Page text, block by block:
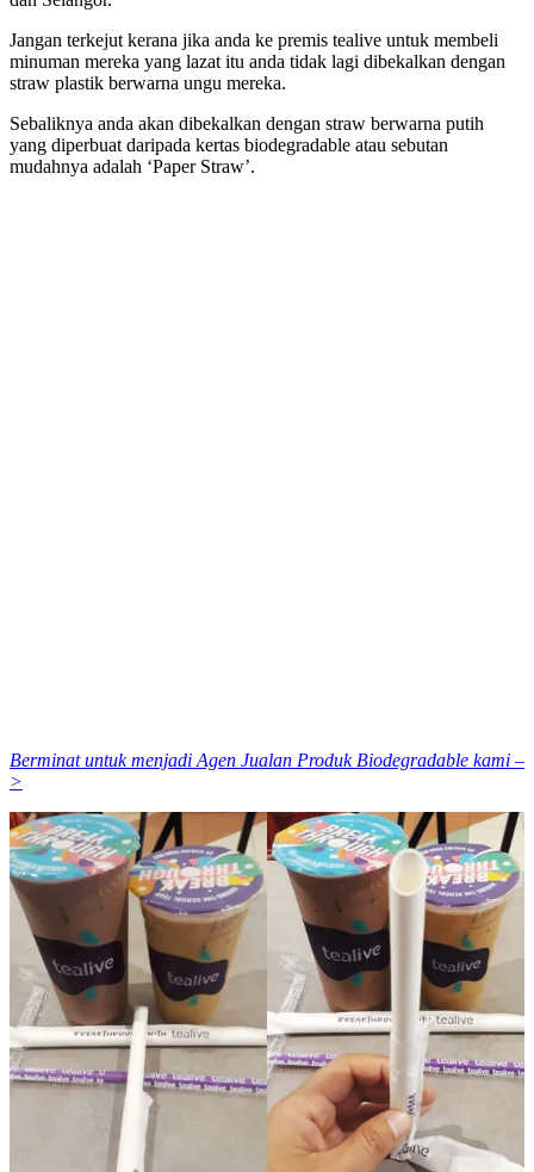
Jangan terkejut kerana jika anda ke premis tealive untuk membeli
minuman mereka yang lazat itu anda tidak lagi dibekalkan dengan
straw plastik berwarna ungu mereka.
Sebaliknya anda akan dibekalkan dengan straw berwarna putih
yang diperbuat daripada kertas biodegradable atau sebutan
mudahnya adalah ‘Paper Straw’.
Berminat untuk menjadi Agen Jualan Produk Biodegradable kami –
>